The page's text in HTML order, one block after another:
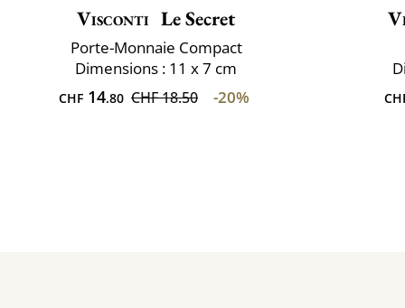
Visconti Le Secret
Porte-Monnaie Compact
Dimensions : 11 x 7 cm
CHF 14.80 CHF 18.50 -20%